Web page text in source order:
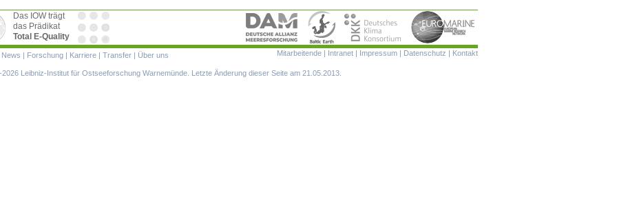
Das IOW trägt
das Prädikat
Total E-Quality
Navigation
Mitarbeitende | Intranet | Impressum | Datenschutz | Kontakt
News | Forschung | Karriere | Transfer | Über uns
Leibniz-Institut für Ostseeforschung Warnemünde. Letzte Änderung dieser Seite am 21.05.2013.